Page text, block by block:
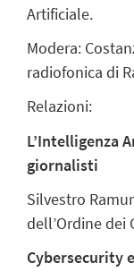
Artificiale.
Modera:
radiofonica di
Relazioni:
L’Intelligenza
giornalisti
Silvestro
dell’Ordine dei
Cybersecurity